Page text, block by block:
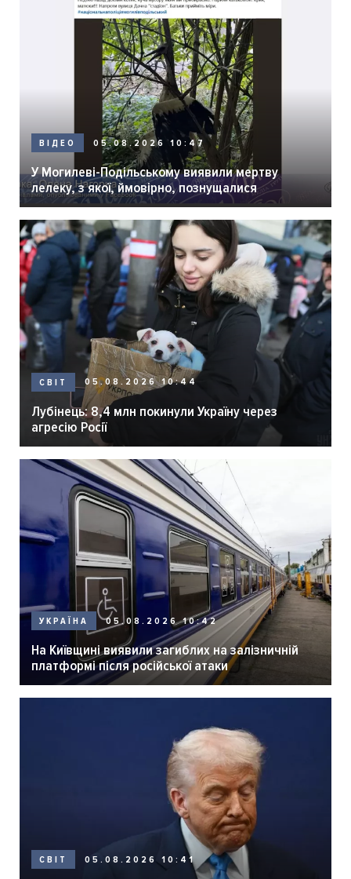
ВІДЕО 05.08.2026 10:47
У Могилеві-Подільському виявили мертву
лелеку, з якої, ймовірно, познущалися
СВІТ 05.08.2026 10:44
Лубінець: 8,4 млн покинули Україну через
агресію Росії
УКРАЇНА 05.08.2026 10:42
На Київщині виявили загиблих на залізничній
платформі після російської атаки
СВІТ 05.08.2026 10:41